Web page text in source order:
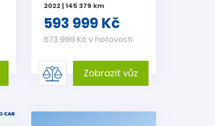
2022 | 145 379 km
593 999 Kč
673 999 Kč v hotovosti
Zobrazit vůz